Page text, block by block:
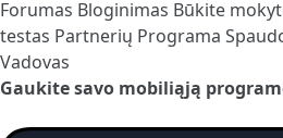
Forumas Bloginimas Būkite
testas Partnerių Programa
Vadovas
Gaukite savo mobiliąją